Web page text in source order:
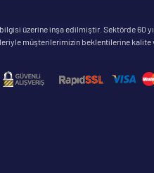
üzerine inşa edilmiştir. Sektörde 60
müşterilerimizin beklentilerine kalite